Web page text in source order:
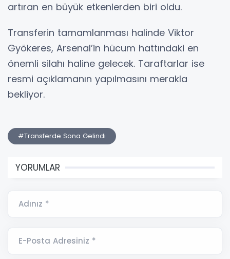
artıran en büyük etkenlerden biri oldu.
Transferin tamamlanması halinde Viktor
Gyökeres, Arsenal’in hücum hattındaki en
önemli silahı haline gelecek. Taraftarlar ise
resmi açıklamanın yapılmasını merakla
bekliyor.
#Transferde Sona Gelindi
YORUMLAR
Adınız *
E-Posta Adresiniz *